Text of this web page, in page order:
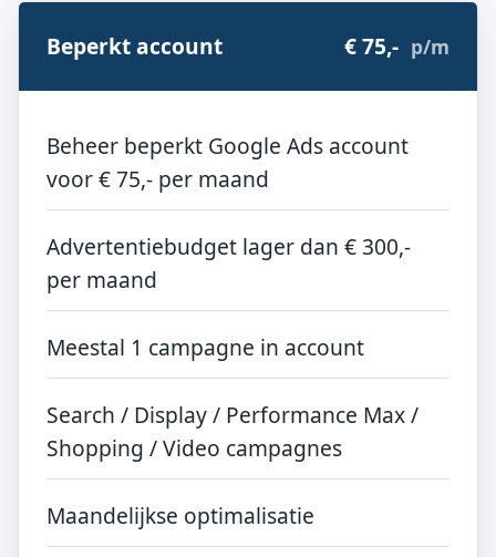
Beperkt account € 75,- p/m
Beheer beperkt Google Ads account
voor € 75,- per maand
Advertentiebudget lager dan € 300,-
per maand
Meestal 1 campagne in account
Search / Display / Performance Max /
Shopping / Video campagnes
Maandelijkse optimalisatie